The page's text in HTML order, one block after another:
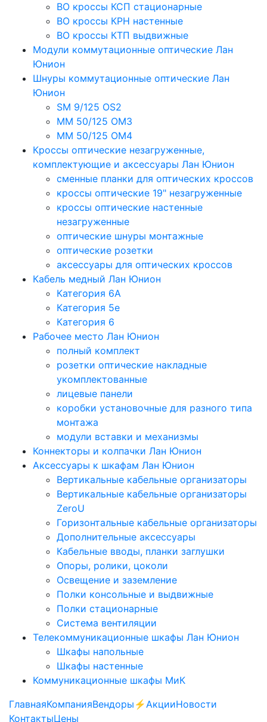
ВО кроссы КСП стационарные
ВО кроссы КРН настенные
ВО кроссы КТП выдвижные
Модули коммутационные оптические Лан
Юнион
Шнуры коммутационные оптические Лан
Юнион
SM 9/125 OS2
MM 50/125 OM3
MM 50/125 OM4
Кроссы оптические незагруженные,
комплектующие и аксессуары Лан Юнион
сменные планки для оптических кроссов
кроссы оптические 19" незагруженные
кроссы оптические настенные
незагруженные
оптические шнуры монтажные
оптические розетки
аксессуары для оптических кроссов
Кабель медный Лан Юнион
Категория 6A
Категория 5e
Категория 6
Рабочее место Лан Юнион
полный комплект
розетки оптические накладные
укомплектованные
лицевые панели
коробки установочные для разного типа
монтажа
модули вставки и механизмы
Коннекторы и колпачки Лан Юнион
Аксессуары к шкафам Лан Юнион
Вертикальные кабельные организаторы
Вертикальные кабельные организаторы
ZeroU
Горизонтальные кабельные организаторы
Дополнительные аксессуары
Кабельные вводы, планки заглушки
Опоры, ролики, цоколи
Освещение и заземление
Полки консольные и выдвижные
Полки стационарные
Система вентиляции
Телекоммуникационные шкафы Лан Юнион
Шкафы напольные
Шкафы настенные
Коммуникационные шкафы МиК
ГлавнаяКомпанияВендоры ⚡️АкцииНовости
КонтактыЦены